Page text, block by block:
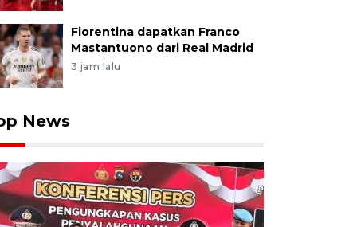
Fiorentina dapatkan Franco
Mastantuono dari Real Madrid
3 jam lalu
News